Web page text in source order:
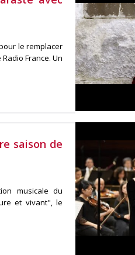
le remplacer
France. Un
saison de
musicale du
et vivant", le